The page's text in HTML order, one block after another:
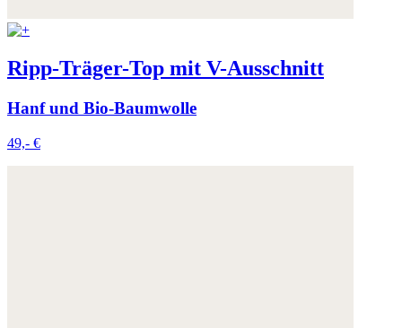
Ripp-Träger-Top mit V-Ausschnitt
Hanf und Bio-Baumwolle
49,- €